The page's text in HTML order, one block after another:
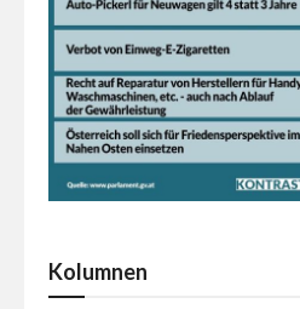
Kolumnen